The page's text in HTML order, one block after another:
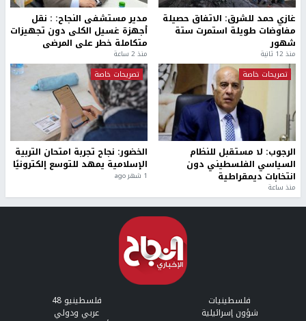
غازي حمد للشرق: الاتفاق حصيلة
مفاوضات طويلة استمرت ستة
شهور
منذ 12 ثانية
مدير مستشفى النجاح: : نقل
أجهزة غسيل الكلى دون تجهيزات
متكاملة خطر على المرضى
منذ 2 ساعة
تصريحات خاصة
الرجوب: لا مستقبل للنظام
السياسي الفلسطيني دون
انتخابات ديمقراطية
منذ ساعة
تصريحات خاصة
الخضور: نجاح تجربة امتحان التربية
الإسلامية يمهد للتوسع إلكترونيًا
1 شهر ago
فلسطينيات فلسطينيو 48
شؤون إسرائيلية عربي ودولي